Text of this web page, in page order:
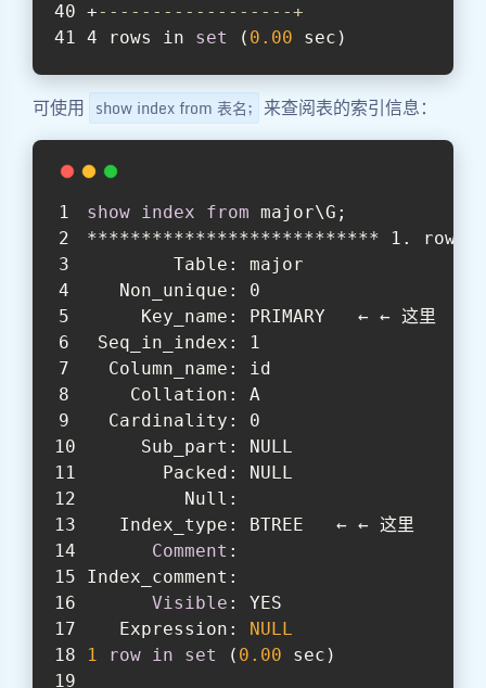
+------------------+
4 rows in set ( 0.00 sec)
可使用 show index from 表名; 来查阅表的索引信息：
show index from major\G;
*************************** 1. row
        Table: major
   Non_unique: 0
     Key_name: PRIMARY   ← ← 这里
Seq_in_index: 1
  Column_name: id
    Collation: A
  Cardinality: 0
     Sub_part: NULL
       Packed: NULL
         Null:
   Index_type: BTREE   ← ← 这里
Comment :
Index_comment:
Visible : YES
   Expression:
NULL
1
row in set ( 0.00 sec)